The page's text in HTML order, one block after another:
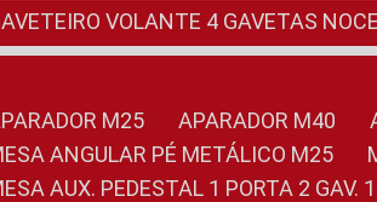
GAVETEIRO VOLANTE 4 GAVETAS
APARADOR M25
APARADOR M40
MESA ANGULAR PÉ METÁLICO M25
MESA AUX. PEDESTAL 1 PORTA 2 GAV.